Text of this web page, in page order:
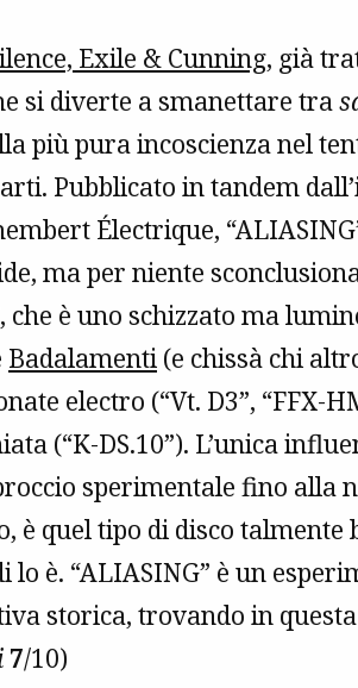
Exile & Cunning, già
si diverte a smanettare tra
più pura incoscienza nel
Pubblicato in tandem
Électrique,
ma per niente
che è uno schizzato ma
Badalamenti (e chissà chi
electro (“Vt. D3”, “FFX-
(“K-DS.10”). L’unica
sperimentale fino alla
è quel tipo di disco talmente
è. “ALIASING” è un
storica, trovando in
7/10)